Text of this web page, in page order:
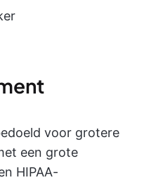
voor grotere
een grote
HIPAA-